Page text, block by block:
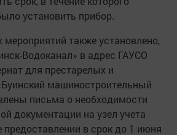
установить прибор.
также установлено,
Водоканал» в адрес ГАУСО
для престарелых и
машиностроительный
письма о необходимости
документации на узел учета
предоставлении в срок до 1 июня